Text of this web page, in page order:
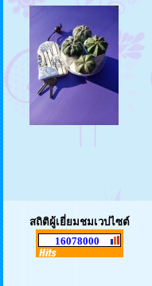
สถิติผู้เยี่ยมชมเวปไซต์
16078000